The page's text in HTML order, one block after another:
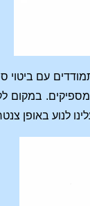
עם ביטוי
במקום
לנוע באופן